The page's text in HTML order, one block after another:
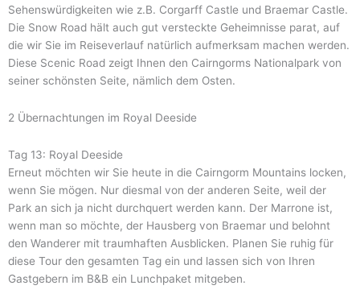
Sehenswürdigkeiten wie z.B. Corgarff Castle und Braemar Castle.
Die Snow Road hält auch gut versteckte Geheimnisse parat, auf
die wir Sie im Reiseverlauf natürlich aufmerksam machen werden.
Diese Scenic Road zeigt Ihnen den Cairngorms Nationalpark von
seiner schönsten Seite, nämlich dem Osten.
2 Übernachtungen im Royal Deeside
Tag 13: Royal Deeside
Erneut möchten wir Sie heute in die Cairngorm Mountains locken,
wenn Sie mögen. Nur diesmal von der anderen Seite, weil der
Park an sich ja nicht durchquert werden kann. Der Marrone ist,
wenn man so möchte, der Hausberg von Braemar und belohnt
den Wanderer mit traumhaften Ausblicken. Planen Sie ruhig für
diese Tour den gesamten Tag ein und lassen sich von Ihren
Gastgebern im B&B ein Lunchpaket mitgeben.